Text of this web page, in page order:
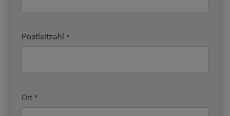
Postleitzahl
Ort